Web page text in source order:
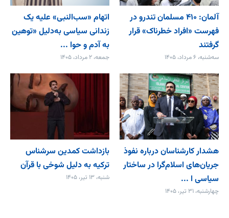
آلمان: ۴۱۰ مسلمان تندرو در
فهرست «افراد خطرناک» قرار
گرفتند
سه‌شنبه، ۶ مرداد، ۱۴۰۵
اتهام «سب‌النبی» علیه یک
زندانی سیاسی به‌دلیل «توهین
به آدم و حوا ...
جمعه، ۲ مرداد، ۱۴۰۵
هشدار کارشناسان درباره نفوذ
جریان‌های اسلام‌گرا در ساختار
سیاسی ا ...
چهارشنبه، ۳۱ تیر، ۱۴۰۵
بازداشت کمدین سرشناس
ترکیه به دلیل شوخی با قرآن
شنبه، ۱۳ تیر، ۱۴۰۵